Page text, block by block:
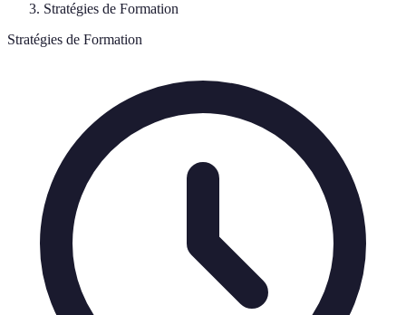
Stratégies de Formation
Stratégies de Formation